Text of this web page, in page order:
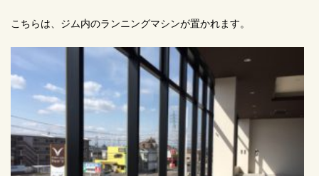
こちらは、ジム内のランニングマシンが置かれます。